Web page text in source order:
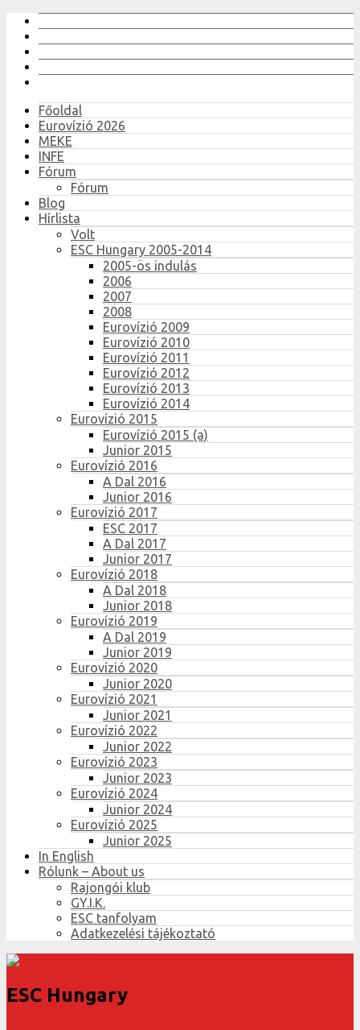
Főoldal
Eurovízió 2026
MEKE
INFE
Fórum
Fórum
Blog
Hírlista
Volt
ESC Hungary 2005-2014
2005-ös indulás
2006
2007
2008
Eurovízió 2009
Eurovízió 2010
Eurovízió 2011
Eurovízió 2012
Eurovízió 2013
Eurovízió 2014
Eurovízió 2015
Eurovízió 2015 (a)
Junior 2015
Eurovízió 2016
A Dal 2016
Junior 2016
Eurovízió 2017
ESC 2017
A Dal 2017
Junior 2017
Eurovízió 2018
A Dal 2018
Junior 2018
Eurovízió 2019
A Dal 2019
Junior 2019
Eurovízió 2020
Junior 2020
Eurovízió 2021
Junior 2021
Eurovízió 2022
Junior 2022
Eurovízió 2023
Junior 2023
Eurovízió 2024
Junior 2024
Eurovízió 2025
Junior 2025
In English
Rólunk – About us
Rajongói klub
GY.I.K.
ESC tanfolyam
Adatkezelési tájékoztató
ESC Hungary